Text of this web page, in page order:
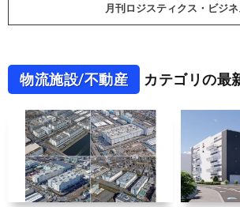
月刊ロジスティクス・ビジネ
物流施設/不動産 カテゴリの最